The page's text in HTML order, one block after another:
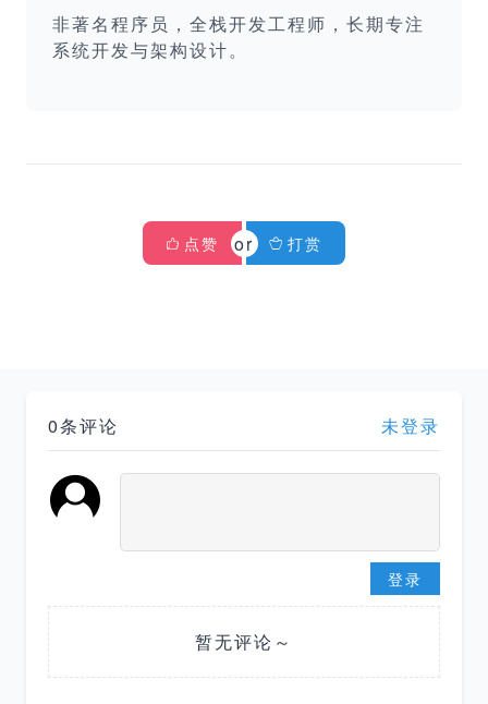
非著名程序员，全栈开发工程师，长期专注
系统开发与架构设计。
点赞 打赏
0条评论 未登录
登录
暂无评论～